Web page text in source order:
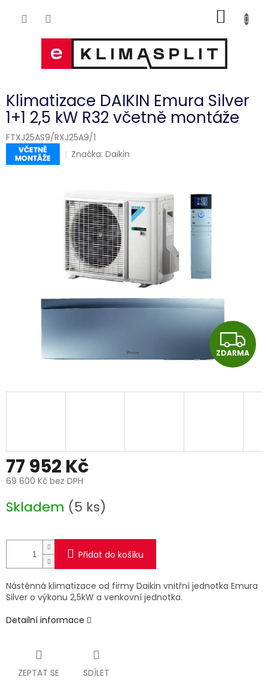
KOŠÍK
Klimatizace DAIKIN Emura Silver
1+1 2,5 kW R32 včetně montáže
FTXJ25AS9/RXJ25A9/1
Značka:Daikin
Z
D
A
ZDARMA
77 952 Kč
69 600 Kč bez DPH
cena:
Skladem (5 ks)
Přidat do košíku
Nástěnná klimatizace od firmy Daikin vnitřní jednotka Emura
Silver o výkonu 2,5kW a venkovní jednotka.
Detailní informace
ZEPTAT SE SDÍLET